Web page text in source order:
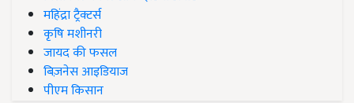
महिंद्रा ट्रैक्टर्स
कृषि मशीनरी
जायद की फसल
बिज़नेस आइडियाज
पीएम किसान